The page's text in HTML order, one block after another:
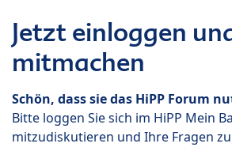
Jetzt einloggen
mitmachen
Schön, dass sie das HiPP Forum
Bitte loggen Sie sich im HiPP Mein
mitzudiskutieren und Ihre Fragen